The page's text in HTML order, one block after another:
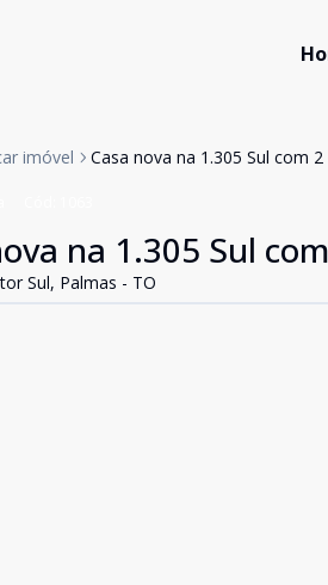
imóvel Casa nova na 1.305 Sul com
na 1.305 Sul
Sul, Palmas - TO